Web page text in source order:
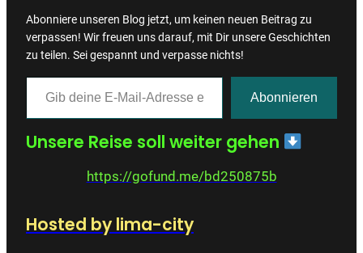
Abonniere unseren Blog jetzt, um keinen neuen Beitrag zu
verpassen! Wir freuen uns darauf, mit Dir unsere Geschichten
zu teilen. Sei gespannt und verpasse nichts!
Gib deine E-Mail-Adresse ein …
Abonnieren
Unsere Reise soll weiter gehen
https://gofund.me/bd250875b
Hosted by lima-city